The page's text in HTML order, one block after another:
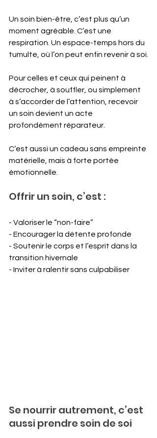
Un soin bien-être, c’est plus qu’un
moment agréable. C’est une
respiration. Un espace-temps hors du
tumulte, où l’on peut enfin revenir à soi.
Pour celles et ceux qui peinent à
décrocher, à souffler, ou simplement
à s’accorder de l’attention, recevoir
un soin devient un acte
profondément réparateur.
C’est aussi un cadeau sans empreinte
matérielle, mais à forte portée
émotionnelle.
Offrir un soin, c’est :
- Valoriser le “non-faire”
- Encourager la détente profonde
- Soutenir le corps et l’esprit dans la
transition hivernale
- Inviter à ralentir sans culpabiliser
Se nourrir autrement, c’est
aussi prendre soin de soi